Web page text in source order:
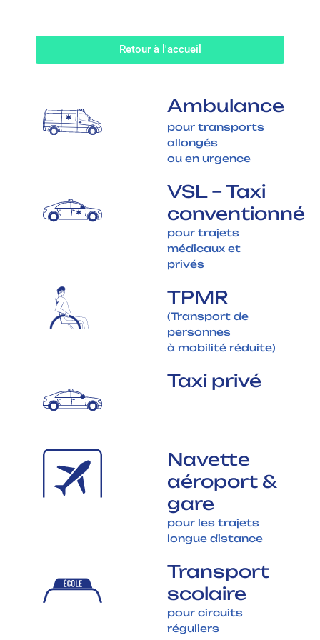
Retour à l'accueil
Ambulance
pour transports
allongés
ou en urgence
VSL – Taxi
conventionné
pour trajets
médicaux et
privés
TPMR
(Transport de
personnes
à mobilité réduite)
Taxi privé
Navette
aéroport &
gare
pour les trajets
longue distance
Transport
scolaire
pour circuits
réguliers